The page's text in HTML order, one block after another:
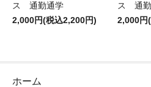
ス 通勤通学
2,000円(税込2,200円)
ス 通
2,000円
ホーム